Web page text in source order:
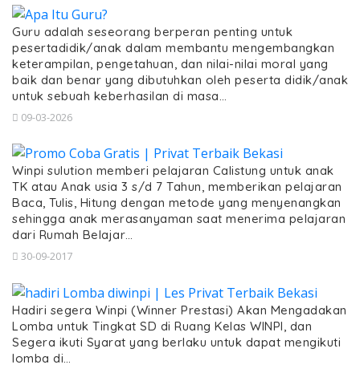
Guru adalah seseorang berperan penting untuk
pesertadidik/anak dalam membantu mengembangkan
keterampilan, pengetahuan, dan nilai-nilai moral yang
baik dan benar yang dibutuhkan oleh peserta didik/anak
untuk sebuah keberhasilan di masa…
09-03-2026
Winpi sulution memberi pelajaran Calistung untuk anak
TK atau Anak usia 3 s/d 7 Tahun, memberikan pelajaran
Baca, Tulis, Hitung dengan metode yang menyenangkan
sehingga anak merasanyaman saat menerima pelajaran
dari Rumah Belajar…
30-09-2017
Hadiri segera Winpi (Winner Prestasi) Akan Mengadakan
Lomba untuk Tingkat SD di Ruang Kelas WINPI, dan
Segera ikuti Syarat yang berlaku untuk dapat mengikuti
lomba di…